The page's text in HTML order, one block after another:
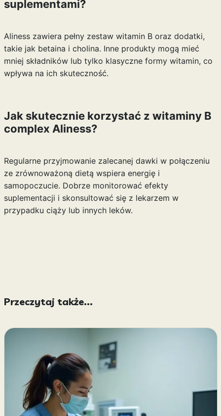
suplementami?
Aliness zawiera pełny zestaw witamin B oraz dodatki,
takie jak betaina i cholina. Inne produkty mogą mieć
mniej składników lub tylko klasyczne formy witamin, co
wpływa na ich skuteczność.
Jak skutecznie korzystać z witaminy B
complex Aliness?
Regularne przyjmowanie zalecanej dawki w połączeniu
ze zrównoważoną dietą wspiera energię i
samopoczucie. Dobrze monitorować efekty
suplementacji i skonsultować się z lekarzem w
przypadku ciąży lub innych leków.
Przeczytaj także...